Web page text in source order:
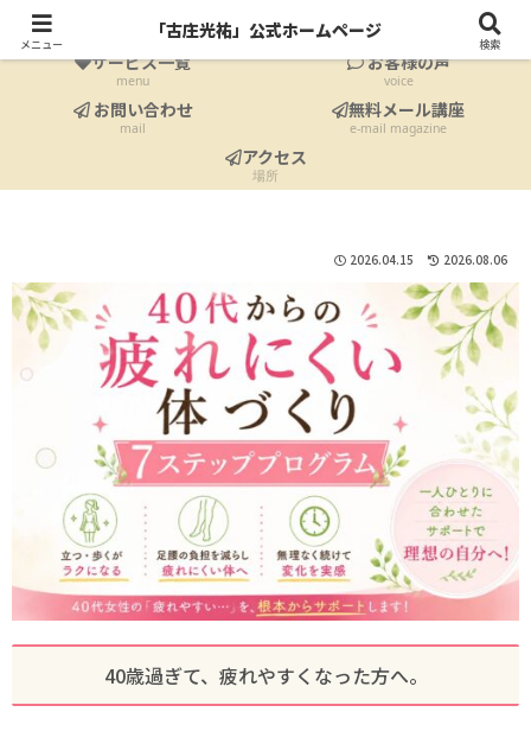
profile
サービス一覧
menu
お客様の声
voice
お問い合わせ
mail
無料メール講座
e-mail magazine
アクセス
場所
2026.04.15 2026.08.06
40歳過ぎて、疲れやすくなった方へ。
メニュー
「古庄光祐」公式ホームページ
検索